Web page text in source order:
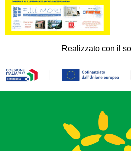
Realizzato con il